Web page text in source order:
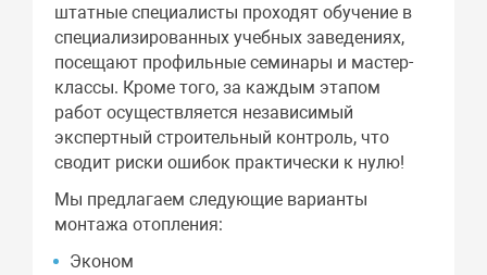
штатные специалисты проходят обучение в
специализированных учебных заведениях,
посещают профильные семинары и мастер-
классы. Кроме того, за каждым этапом
работ осуществляется независимый
экспертный строительный контроль, что
сводит риски ошибок практически к нулю!
Мы предлагаем следующие варианты
монтажа отопления:
Эконом